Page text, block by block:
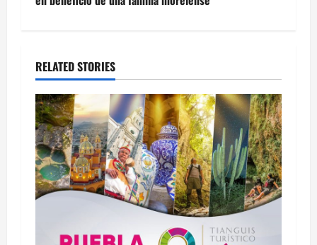
RELATED STORIES